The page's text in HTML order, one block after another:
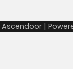
Ascendoor |